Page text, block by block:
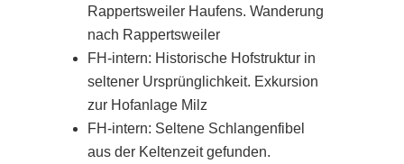
Rappertsweiler Haufens. Wanderung
nach Rappertsweiler
FH-intern: Historische Hofstruktur in
seltener Ursprünglichkeit. Exkursion
zur Hofanlage Milz
FH-intern: Seltene Schlangenfibel
aus der Keltenzeit gefunden.